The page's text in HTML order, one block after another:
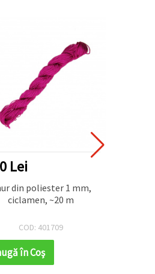
Lei
din poliester 1 mm,
ciclamen, ~20 m
COD: 401709
în Coş